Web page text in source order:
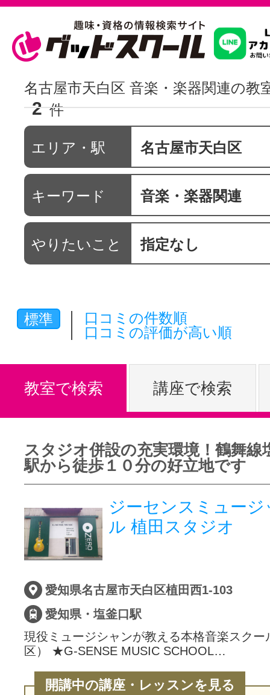
習いたいこ
スクールを
駅・路線か
通信講座を
グッドスク
掲載のお問
名古屋市天白区 音楽・楽器関連の教
2 件
エリア・駅 名古屋市天白区
キーワード 音楽・楽器関連
やりたいこと 指定なし
標準
口コミの件数順
口コミの評価が高い順
教室で検索 講座で検索
スタジオ併設の充実環境！鶴舞線
駅から徒歩１０分の好立地です
ジーセンスミュー
ル 植田スタジオ
愛知県名古屋市天白区植田西1-103
愛知県・塩釜口駅
現役ミュージシャンが教える本格音楽スクー
区） ★G-SENSE MUSIC SCHOOL…
開講中の講座・レッスンを見る